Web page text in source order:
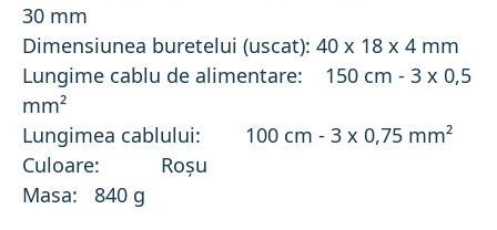
30 mm
Dimensiunea buretelui (uscat): 40 x 18 x 4 mm
Lungime cablu de alimentare: 150 cm - 3 x 0,5
mm²
Lungimea cablului: 100 cm - 3 x 0,75 mm²
Culoare: Roşu
Masa: 840 g